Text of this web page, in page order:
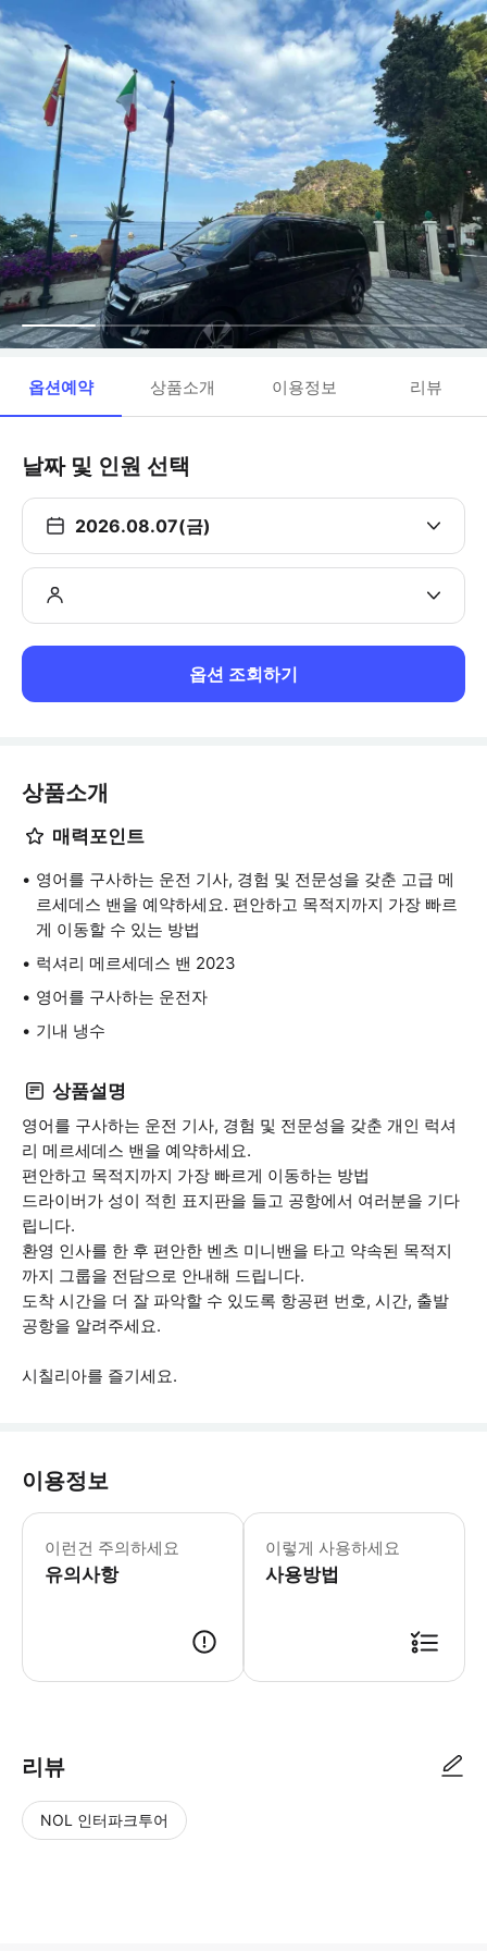
옵션예약 상품소개 이용정보 리뷰
날짜 및 인원 선택
2026.08.07(금)
옵션 조회하기
상품소개
매력포인트
영어를 구사하는 운전 기사, 경험 및 전문성을 갖춘 고급 메
르세데스 밴을 예약하세요. 편안하고 목적지까지 가장 빠르
게 이동할 수 있는 방법
럭셔리 메르세데스 밴 2023
영어를 구사하는 운전자
기내 냉수
상품설명
영어를 구사하는 운전 기사, 경험 및 전문성을 갖춘 개인 럭셔
리 메르세데스 밴을 예약하세요.
편안하고 목적지까지 가장 빠르게 이동하는 방법
드라이버가 성이 적힌 표지판을 들고 공항에서 여러분을 기다
립니다.
환영 인사를 한 후 편안한 벤츠 미니밴을 타고 약속된 목적지
까지 그룹을 전담으로 안내해 드립니다.
도착 시간을 더 잘 파악할 수 있도록 항공편 번호, 시간, 출발
공항을 알려주세요.
시칠리아를 즐기세요.
이용정보
이런건 주의하세요
유의사항
* 소요시간 : 50분 (옵션에 따라 소요
이렇게 사용하세요
사용방법
리뷰
NOL 인터파크투어